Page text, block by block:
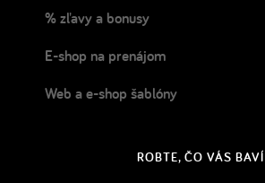
% zľavy a bonusy
E-shop na prenájom
Web a e-shop šablóny
ROBTE, ČO VÁS BAVÍ